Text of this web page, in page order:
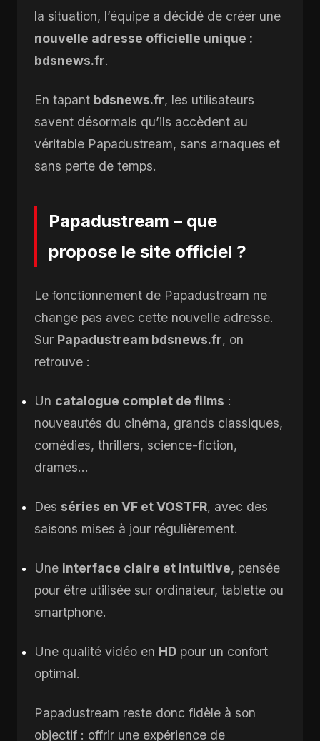
la situation, l’équipe a décidé de créer une
nouvelle adresse officielle unique :
bdsnews.fr.
En tapant bdsnews.fr, les utilisateurs
savent désormais qu’ils accèdent au
véritable Papadustream, sans arnaques et
sans perte de temps.
Papadustream – que
propose le site officiel ?
Le fonctionnement de Papadustream ne
change pas avec cette nouvelle adresse.
Sur Papadustream bdsnews.fr, on
retrouve :
Un catalogue complet de films :
nouveautés du cinéma, grands classiques,
comédies, thrillers, science-fiction,
drames…
Des séries en VF et VOSTFR, avec des
saisons mises à jour régulièrement.
Une interface claire et intuitive, pensée
pour être utilisée sur ordinateur, tablette ou
smartphone.
Une qualité vidéo en HD pour un confort
optimal.
Papadustream reste donc fidèle à son
objectif : offrir une expérience de